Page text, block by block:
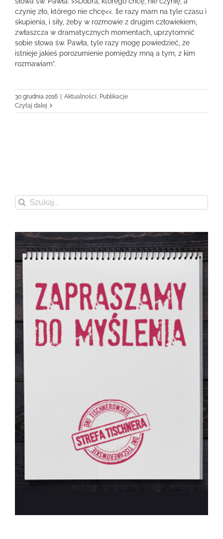
czynię zło, którego nie chcę<<. Ile razy mam na tyle czasu i
skupienia, i siły, żeby w rozmowie z drugim człowiekiem,
zwłaszcza w dramatycznych momentach, uprzytomnić
sobie słowa św. Pawła, tyle razy mogę powiedzieć, że
istnieje jakieś porozumienie pomiędzy mną a tym, z kim
rozmawiam”.
30 grudnia 2016 | Aktualności Publikacje
Czytaj dalej
Szukaj